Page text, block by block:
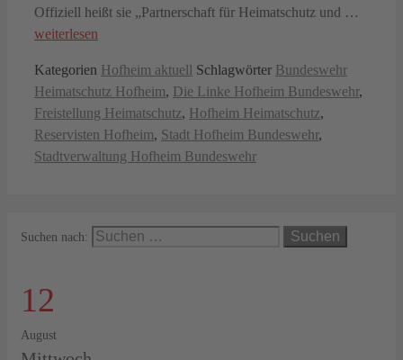
Offiziell heißt sie „Partnerschaft für Heimatschutz und …
weiterlesen
Kategorien Hofheim aktuell Schlagwörter Bundeswehr
Heimatschutz Hofheim, Die Linke Hofheim Bundeswehr,
Freistellung Heimatschutz, Hofheim Heimatschutz,
Reservisten Hofheim, Stadt Hofheim Bundeswehr,
Stadtverwaltung Hofheim Bundeswehr
Suchen nach:
12
August